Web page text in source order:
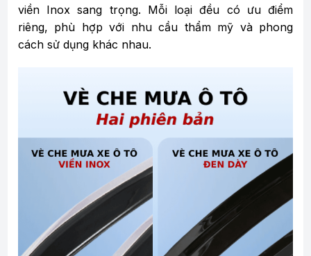
viền Inox sang trọng. Mỗi loại đều có ưu điểm
riêng, phù hợp với nhu cầu thẩm mỹ và phong
cách sử dụng khác nhau.